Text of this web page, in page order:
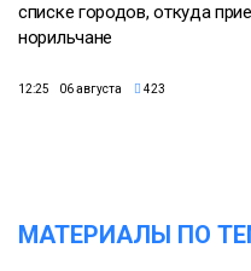
списке городов, откуда
норильчане
12:25 06 августа 423
МАТЕРИАЛЫ ПО